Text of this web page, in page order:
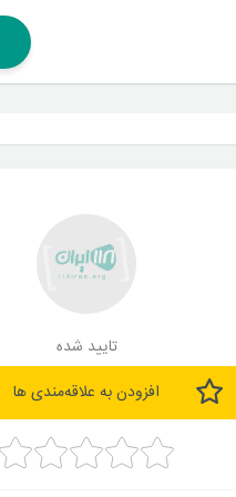
تایید شده
افزودن به علاقه‌مندی ها